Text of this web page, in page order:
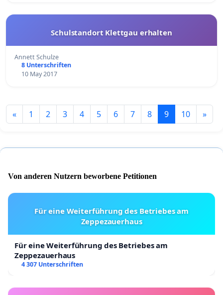
Schulstandort Klettgau erhalten
Annett Schulze
8 Unterschriften
10 May 2017
« 1 2 3 4 5 6 7 8 9 10 »
Von anderen Nutzern beworbene Petitionen
Für eine Weiterführung des Betriebes am
Zeppezauerhaus
Für eine Weiterführung des Betriebes am
Zeppezauerhaus
4 307 Unterschriften